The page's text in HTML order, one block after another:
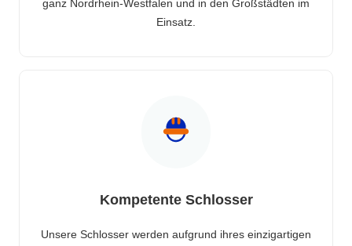
ganz Nordrhein-Westfalen und in den Großstädten im
Einsatz.
Kompetente Schlosser
Unsere Schlosser werden aufgrund ihres einzigartigen